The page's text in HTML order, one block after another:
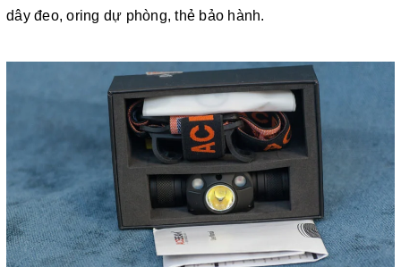
dây đeo, oring dự phòng, thẻ bảo hành.